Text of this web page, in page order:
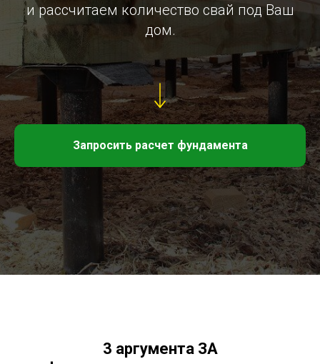
и рассчитаем количество свай под Ваш
дом.
Запросить расчет фундамента
3 аргумента ЗА